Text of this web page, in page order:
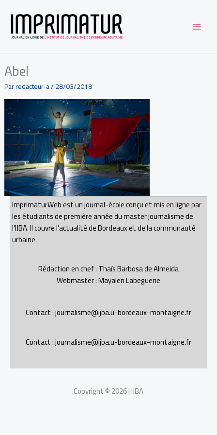
Abel
Parredacteur-a/28/03/2018
ImprimaturWeb est un journal-école conçu et mis en ligne par
les étudiants de première année du master journalisme de
l'IJBA. Il couvre l’actualité de Bordeaux et de la communauté
urbaine.
Rédaction en chef : Thaïs Barbosa de Almeida
Webmaster : Mayalen Labeguerie
Contact : journalisme@ijba.u-bordeaux-montaigne.fr
Contact : journalisme@ijba.u-bordeaux-montaigne.fr
Copyright © 2026 | IJBA